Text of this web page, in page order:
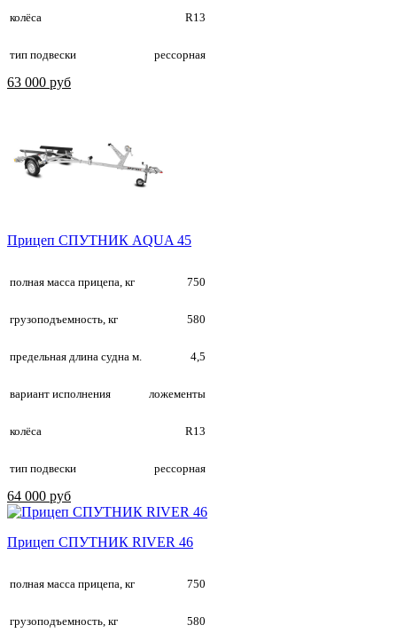
колёса R13
тип подвески рессорная
63 000 руб
Прицеп СПУТНИК AQUA 45
полная масса прицепа, кг 750
грузоподъемность, кг 580
предельная длина судна м. 4,5
вариант исполнения ложементы
колёса R13
тип подвески рессорная
64 000 руб
Прицеп СПУТНИК RIVER 46
полная масса прицепа, кг 750
грузоподъемность, кг 580